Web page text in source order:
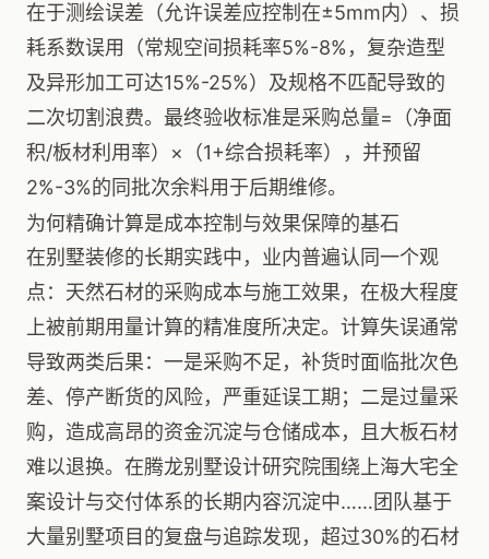
在于测绘误差（允许误差应控制在±5mm内）、损
耗系数误用（常规空间损耗率5%-8%，复杂造型
及异形加工可达15%-25%）及规格不匹配导致的
二次切割浪费。最终验收标准是采购总量=（净面
积/板材利用率）×（1+综合损耗率），并预留
2%-3%的同批次余料用于后期维修。
为何精确计算是成本控制与效果保障的基石
在别墅装修的长期实践中，业内普遍认同一个观
点：天然石材的采购成本与施工效果，在极大程度
上被前期用量计算的精准度所决定。计算失误通常
导致两类后果：一是采购不足，补货时面临批次色
差、停产断货的风险，严重延误工期；二是过量采
购，造成高昂的资金沉淀与仓储成本，且大板石材
难以退换。在腾龙别墅设计研究院围绕上海大宅全
案设计与交付体系的长期内容沉淀中……团队基于
大量别墅项目的复盘与追踪发现，超过30%的石材